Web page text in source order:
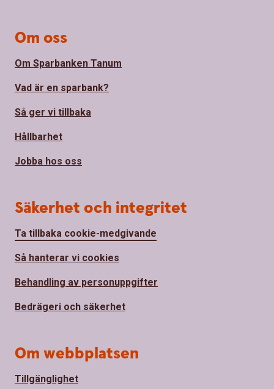
Om oss
Om Sparbanken Tanum
Vad är en sparbank?
Så ger vi tillbaka
Hållbarhet
Jobba hos oss
Säkerhet och integritet
Ta tillbaka cookie-medgivande
Så hanterar vi cookies
Behandling av personuppgifter
Bedrägeri och säkerhet
Om webbplatsen
Tillgänglighet